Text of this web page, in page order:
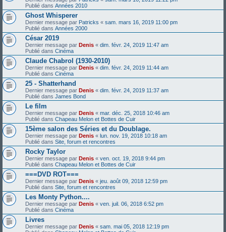
Publié dans Années 2010
Ghost Whisperer
Dernier message par Patricks « sam. mars 16, 2019 11:00 pm
Publié dans Années 2000
César 2019
Dernier message par Denis « dim. févr. 24, 2019 11:47 am
Publié dans Cinéma
Claude Chabrol (1930-2010)
Dernier message par Denis « dim. févr. 24, 2019 11:44 am
Publié dans Cinéma
25 - Shatterhand
Dernier message par Denis « dim. févr. 24, 2019 11:37 am
Publié dans James Bond
Le film
Dernier message par Denis « mar. déc. 25, 2018 10:46 am
Publié dans Chapeau Melon et Bottes de Cuir
15ème salon des Séries et du Doublage.
Dernier message par Denis « lun. nov. 19, 2018 10:18 am
Publié dans Site, forum et rencontres
Rocky Taylor
Dernier message par Denis « ven. oct. 19, 2018 9:44 pm
Publié dans Chapeau Melon et Bottes de Cuir
===DVD ROT===
Dernier message par Denis « jeu. août 09, 2018 12:59 pm
Publié dans Site, forum et rencontres
Les Monty Python....
Dernier message par Denis « ven. juil. 06, 2018 6:52 pm
Publié dans Cinéma
Livres
Dernier message par Denis « sam. mai 05, 2018 12:19 pm